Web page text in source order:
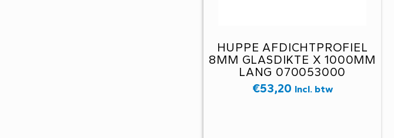
HUPPE AFDICHTPROFIEL
8MM GLASDIKTE X 1000MM
LANG 070053000
€53,20 Incl. btw